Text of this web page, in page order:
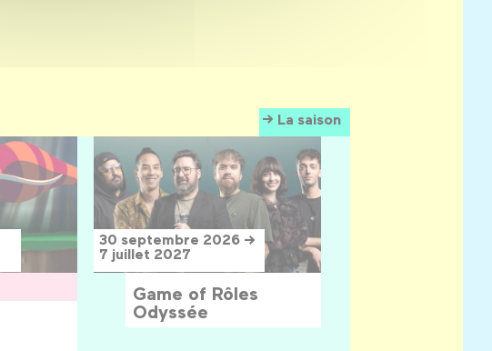
La saison
30 septembre 2026 →
7 juillet 2027
Game of Rôles
Odyssée